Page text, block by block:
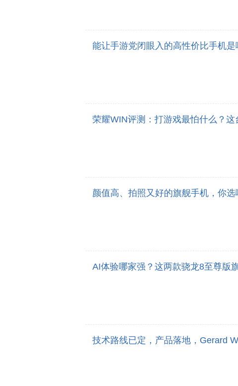
能让手游党闭眼入的高性价比手机是
荣耀WIN评测：打游戏最怕什么？
颜值高、拍照又好的旗舰手机，你选
AI体验哪家强？这两款骁龙8至尊版
技术路线已定，产品落地，Gerard